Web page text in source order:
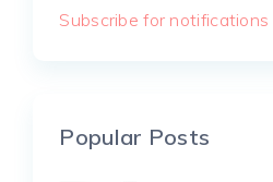
Subscribe for notifications
Popular Posts